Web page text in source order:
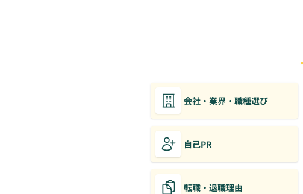
会社・業界・職種選び
自己PR
転職・退職理由